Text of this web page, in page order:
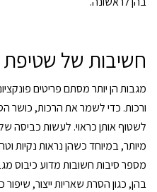
חשיבות של
מגבות הן יותר מסתם פריטים
ורכות. כדי לשמר את הרכות, כושר
לשטוף אותן כראוי. לעשות כביסה
מיותר, במיוחד כשהן נראות נקיות
מספר סיבות חשובות מדוע כיבוס
בהן, כגון הסרת שאריות ייצור,